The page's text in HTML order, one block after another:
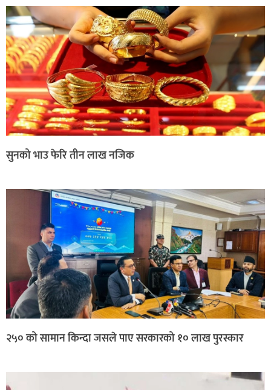
सुनको भाउ फेरि तीन लाख नजिक
२५० को सामान किन्दा जसले पाए सरकारको १० लाख पुरस्कार